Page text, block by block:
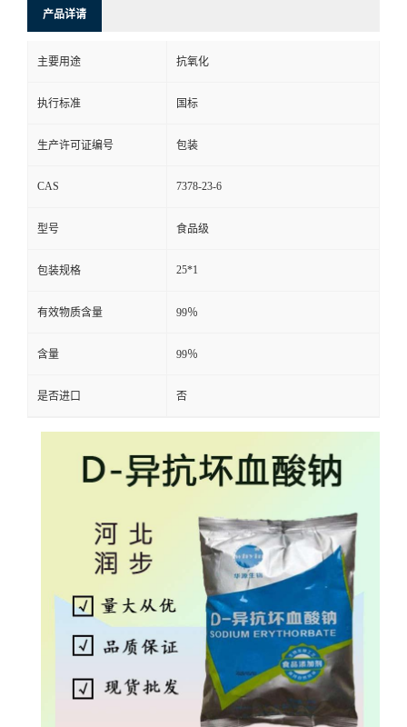
产品详请
主要用途 抗氧化
执行标准 国标
生产许可证编号 包装
CAS 7378-23-6
型号 食品级
包装规格 25*1
有效物质含量 99％
含量 99％
是否进口 否